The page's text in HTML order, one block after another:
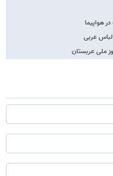
هواپیما
لباس عربی
ملی عربستان